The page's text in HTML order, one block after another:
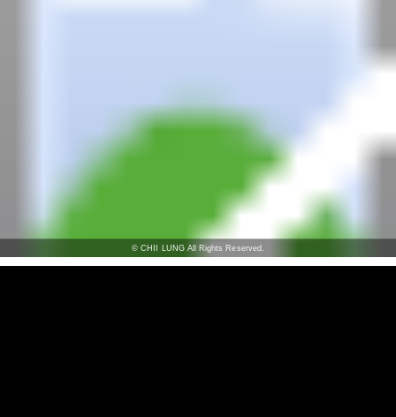
© CHII LUNG All Rights Reserved.